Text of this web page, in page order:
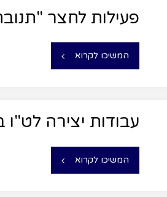
פעילות לחצר
המשיכו לקרוא
עבודות יצירה
המשיכו לקרוא